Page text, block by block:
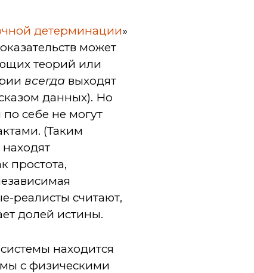
детерминации»
может
теорий или
всегда выходят
данных). Но
себе не могут
(Таким
простота,
реалисты считают,
долей истины.
находится
с физическими